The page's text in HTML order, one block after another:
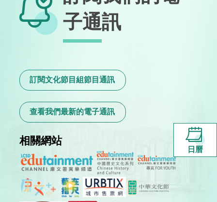
子通訊
訂閱文化節目組節目通訊
查看我們最新的電子通訊
相關網站
日曆